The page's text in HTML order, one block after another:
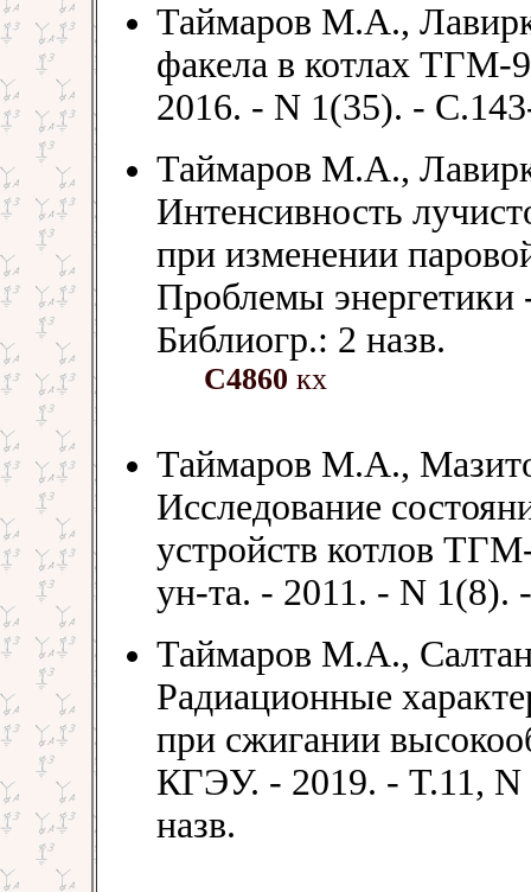
Таймаров М.А.,
факела в котлах
2016. - N 1(35). -
Таймаров М.А.,
Интенсивность
при изменении
Проблемы
Библиогр.: 2 назв.
С4860 кх
Таймаров М.А.,
Исследование
устройств котлов
ун-та. - 2011. - N 1(8).
Таймаров М.А.,
Радиационные
при сжигании
КГЭУ. - 2019. - Т.11, N
назв.